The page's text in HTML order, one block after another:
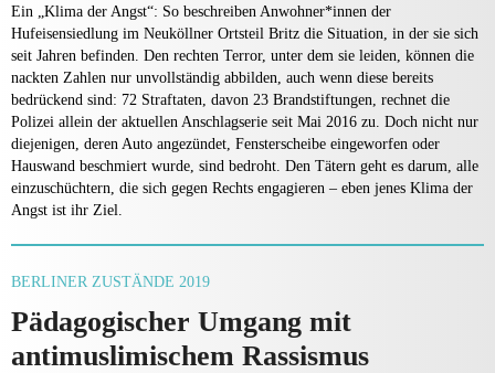
Ein „Klima der Angst“: So beschreiben Anwohner*innen der
Hufeisensiedlung im Neuköllner Ortsteil Britz die Situation, in der sie sich
seit Jahren befinden. Den rechten Terror, unter dem sie leiden, können die
nackten Zahlen nur unvollständig abbilden, auch wenn diese bereits
bedrückend sind: 72 Straftaten, davon 23 Brandstiftungen, rechnet die
Polizei allein der aktuellen Anschlagserie seit Mai 2016 zu. Doch nicht nur
diejenigen, deren Auto angezündet, Fensterscheibe eingeworfen oder
Hauswand beschmiert wurde, sind bedroht. Den Tätern geht es darum, alle
einzuschüchtern, die sich gegen Rechts engagieren – eben jenes Klima der
Angst ist ihr Ziel.
BERLINER ZUSTÄNDE 2019
Pädagogischer Umgang mit
antimuslimischem Rassismus